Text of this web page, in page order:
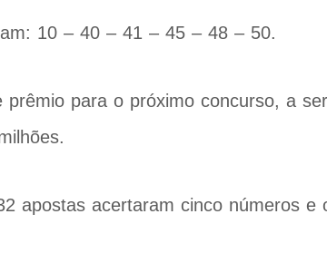
10 – 40 – 41 – 45 – 48 – 50.
prêmio para o próximo concurso, a
apostas acertaram cinco números e